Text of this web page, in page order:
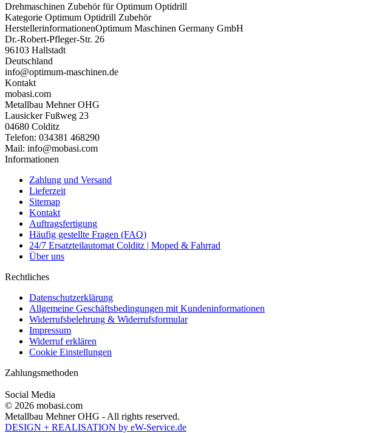
Drehmaschinen Zubehör fürOptimum Optidrill
Kategorie Optimum Optidrill Zubehör
HerstellerinformationenOptimum Maschinen Germany GmbH
Dr.-Robert-Pfleger-Str. 26
96103 Hallstadt
Deutschland
info@optimum-maschinen.de
Kontakt
mobasi.com
Metallbau Mehner OHG
Lausicker Fußweg 23
04680 Colditz
Telefon: 034381 468290
Mail: info@mobasi.com
Informationen
Zahlung und Versand
Lieferzeit
Sitemap
Kontakt
Auftragsfertigung
Häufig gestellte Fragen (FAQ)
24/7 Ersatzteilautomat Colditz | Moped & Fahrrad
Über uns
Rechtliches
Datenschutzerklärung
Allgemeine Geschäftsbedingungen mit Kundeninformationen
Widerrufsbelehrung & Widerrufsformular
Impressum
Widerruf erklären
Cookie Einstellungen
Zahlungsmethoden
Social Media
© 2026 mobasi.com
Metallbau Mehner OHG - All rights reserved.
DESIGN + REALISATION by eW-Service.de